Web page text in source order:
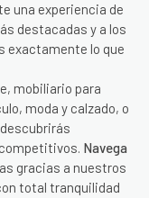
una experiencia de
destacadas y a los
exactamente lo que
mobiliario para
moda y calzado, o
descubrirás
Navega
gracias a nuestros
total tranquilidad